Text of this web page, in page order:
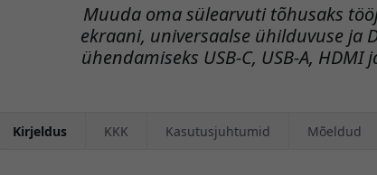
Muuda oma sülearvuti tõhusaks
ekraani, universaalse ühilduvuse ja
ühendamiseks USB-C, USB-A,
Kirjeldus KKK Kasutusjuhtumid Mõeldud